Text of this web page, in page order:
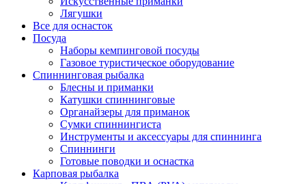
Лягушки
Все для оснасток
Посуда
Наборы кемпинговой посуды
Газовое туристическое оборудование
Спиннинговая рыбалка
Блесны и приманки
Катушки спиннинговые
Органайзеры для приманок
Сумки спиннингиста
Инструменты и аксессуары для спиннинга
Спиннинги
Готовые поводки и оснастка
Карповая рыбалка